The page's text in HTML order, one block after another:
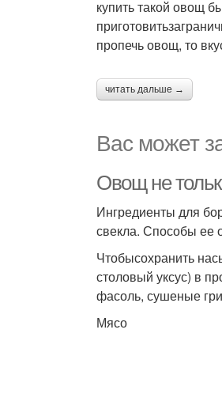
купить такой овощ
пропечь овощ, то
читать дальше →
Вас может
Овощ не
Ингредиенты для
свекла. Способы ее
Чтобысохранить
столовый уксус) в
фасоль, сушеные
Мясо